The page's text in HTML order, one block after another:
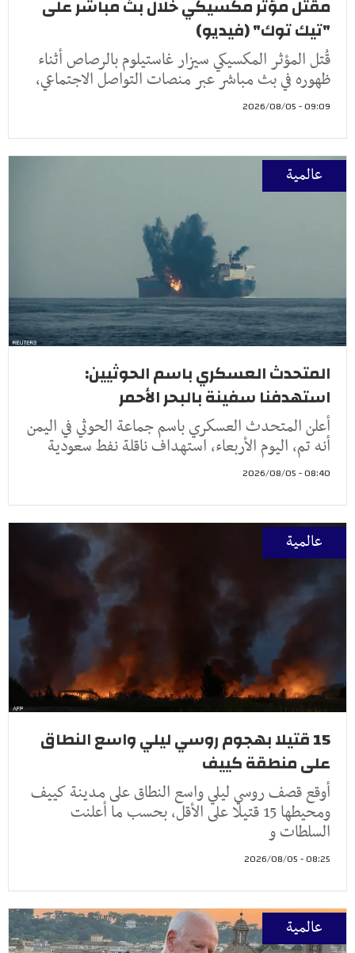
مقتل مؤثر مكسيكي خلال بث مباشر على
"تيك توك" (فيديو)
قُتل المؤثر المكسيكي سيزار غاستيلوم بالرصاص أثناء
ظهوره في بث مباشر عبر منصات التواصل الاجتماعي،
09:09 - 2026/08/05
عالمية
المتحدث العسكري باسم الحوثيين:
استهدفنا سفينة بالبحر الأحمر
أعلن المتحدث العسكري باسم جماعة الحوثي في اليمن
أنه تم، اليوم الأربعاء، استهداف ناقلة نفط سعودية
08:40 - 2026/08/05
عالمية
15 قتيلا بهجوم روسي ليلي واسع النطاق
على منطقة كييف
أوقع قصف روسي ليلي واسع النطاق على مدينة كييف
ومحيطها 15 قتيلا على الأقل، بحسب ما أعلنت
السلطات و
08:25 - 2026/08/05
عالمية